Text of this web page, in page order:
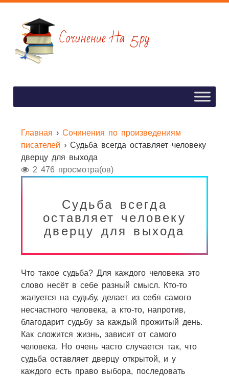
Главная › Сочинения по произведениям
писателей › Судьба всегда оставляет человеку
дверцу для выхода
2 476 просмотра(ов)
Судьба всегда
оставляет человеку
дверцу для выхода
Что такое судьба? Для каждого человека это
слово несёт в себе разный смысл. Кто-то
жалуется на судьбу, делает из себя самого
несчастного человека, а кто-то, напротив,
благодарит судьбу за каждый прожитый день.
Как сложится жизнь, зависит от самого
человека. Но очень часто случается так, что
судьба оставляет дверцу открытой, и у
каждого есть право выбора, последовать